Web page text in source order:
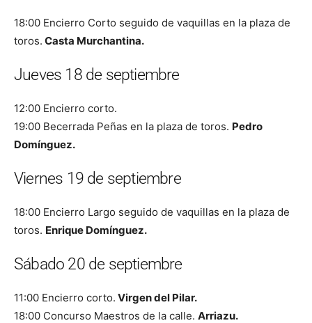
18:00 Encierro Corto seguido de vaquillas en la plaza de
toros. Casta Murchantina.
Jueves 18 de septiembre
12:00 Encierro corto.
19:00 Becerrada Peñas en la plaza de toros. Pedro
Domínguez.
Viernes 19 de septiembre
18:00 Encierro Largo seguido de vaquillas en la plaza de
toros. Enrique Domínguez.
Sábado 20 de septiembre
11:00 Encierro corto. Virgen del Pilar.
18:00 Concurso Maestros de la calle. Arriazu.